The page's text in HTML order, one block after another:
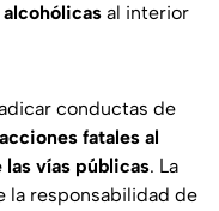
al interior
conductas de
fatales al
vías públicas. La
la responsabilidad de